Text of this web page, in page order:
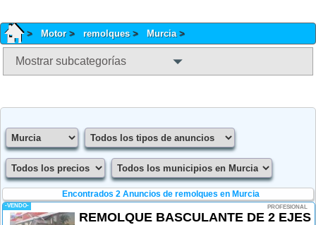
Motor remolques Murcia
Mostrar subcategorías
Encontrados 2Anuncios de remolques en Murcia
-VENDO- PROFESIONAL
REMOLQUE BASCULANTE DE 2 EJES